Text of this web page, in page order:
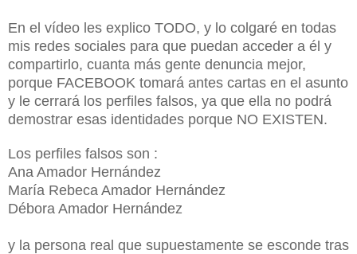
En el vídeo les explico TODO, y lo colgaré en todas
mis redes sociales para que puedan acceder a él y
compartirlo, cuanta más gente denuncia mejor,
porque FACEBOOK tomará antes cartas en el asunto
y le cerrará los perfiles falsos, ya que ella no podrá
demostrar esas identidades porque NO EXISTEN.
Los perfiles falsos son :
Ana Amador Hernández
María Rebeca Amador Hernández
Débora Amador Hernández
y la persona real que supuestamente se esconde tras